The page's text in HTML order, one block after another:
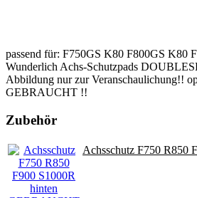
passend für: F750GS K80 F800GS K80
Wunderlich Achs-Schutzpads
Abbildung nur zur Veranschaulichung!!
GEBRAUCHT !!
Zubehör
Achsschutz F750 R850